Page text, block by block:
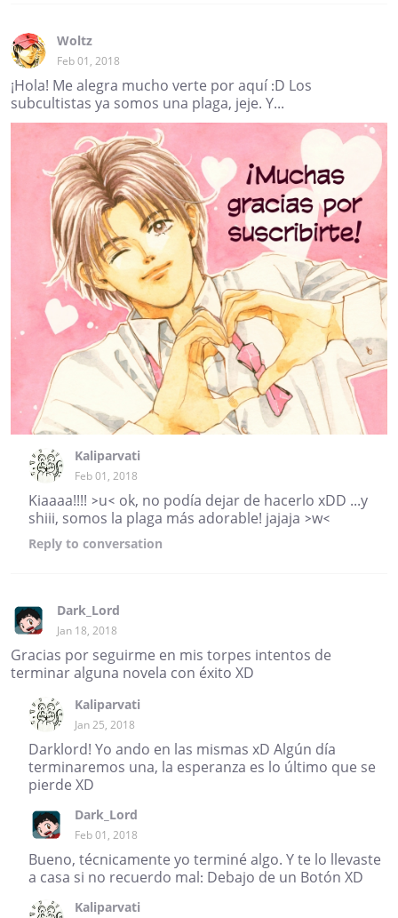
Woltz
Feb 01, 2018
¡Hola! Me alegra mucho verte por aquí :D Los
subcultistas ya somos una plaga, jeje. Y...
Kaliparvati
Feb 01, 2018
Kiaaaa!!!! >u< ok, no podía dejar de hacerlo xDD ...y
shiii, somos la plaga más adorable! jajaja >w<
Reply to conversation
Dark_Lord
Jan 18, 2018
Gracias por seguirme en mis torpes intentos de
terminar alguna novela con éxito XD
Kaliparvati
Jan 25, 2018
Darklord! Yo ando en las mismas xD Algún día
terminaremos una, la esperanza es lo último que se
pierde XD
Dark_Lord
Feb 01, 2018
Bueno, técnicamente yo terminé algo. Y te lo llevaste
a casa si no recuerdo mal: Debajo de un Botón XD
Kaliparvati